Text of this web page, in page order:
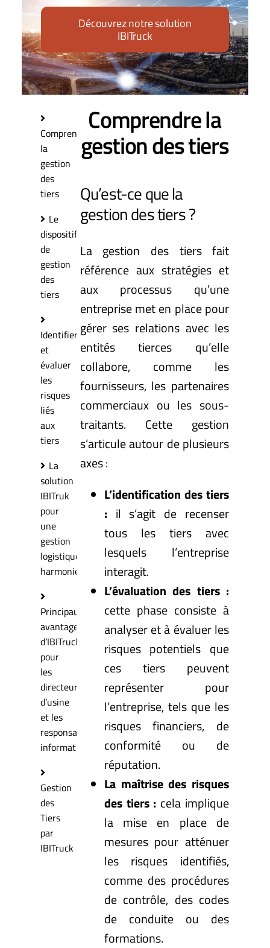
Découvrez notre solution
IBITruck
Comprendre
la
gestion
des
tiers
Le
dispositif
de
gestion
des
tiers
Identifier
et
évaluer
les
risques
liés
aux
tiers
La
solution
IBITruk
pour
une
gestion
logistique
harmonieuse
Principaux
avantages
d’IBITruck
pour
les
directeurs
d’usine
et les
responsables
informatiques
Gestion
des
Tiers
par
IBITruck
Comprendre la
gestion des tiers
Qu’est-ce que la
gestion des tiers ?
La gestion des tiers fait
référence aux stratégies et
aux processus qu’une
entreprise met en place pour
gérer ses relations avec les
entités tierces qu’elle
collabore, comme les
fournisseurs, les partenaires
commerciaux ou les sous-
traitants. Cette gestion
s’articule autour de plusieurs
axes :
L’identification des tiers
: il s’agit de recenser
tous les tiers avec
lesquels l’entreprise
interagit.
L’évaluation des tiers :
cette phase consiste à
analyser et à évaluer les
risques potentiels que
ces tiers peuvent
représenter pour
l’entreprise, tels que les
risques financiers, de
conformité ou de
réputation.
La maîtrise des risques
des tiers : cela implique
la mise en place de
mesures pour atténuer
les risques identifiés,
comme des procédures
de contrôle, des codes
de conduite ou des
formations.